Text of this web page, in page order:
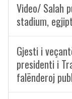
Video/ Salah
stadium,
Gjesti i
presidenti i
falënderoj